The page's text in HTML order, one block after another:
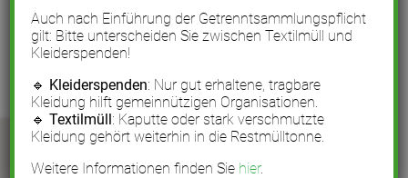
Auch nach Einführung der Getrenntsammlungspflicht
gilt: Bitte unterscheiden Sie zwischen Textilmüll und
Kleiderspenden!
🔹 Kleiderspenden: Nur gut erhaltene, tragbare
Kleidung hilft gemeinnützigen Organisationen.
🔹Textilmüll: Kaputte oder stark verschmutzte
Kleidung gehört weiterhin in die Restmülltonne.
Weitere Informationen finden Sie hier.